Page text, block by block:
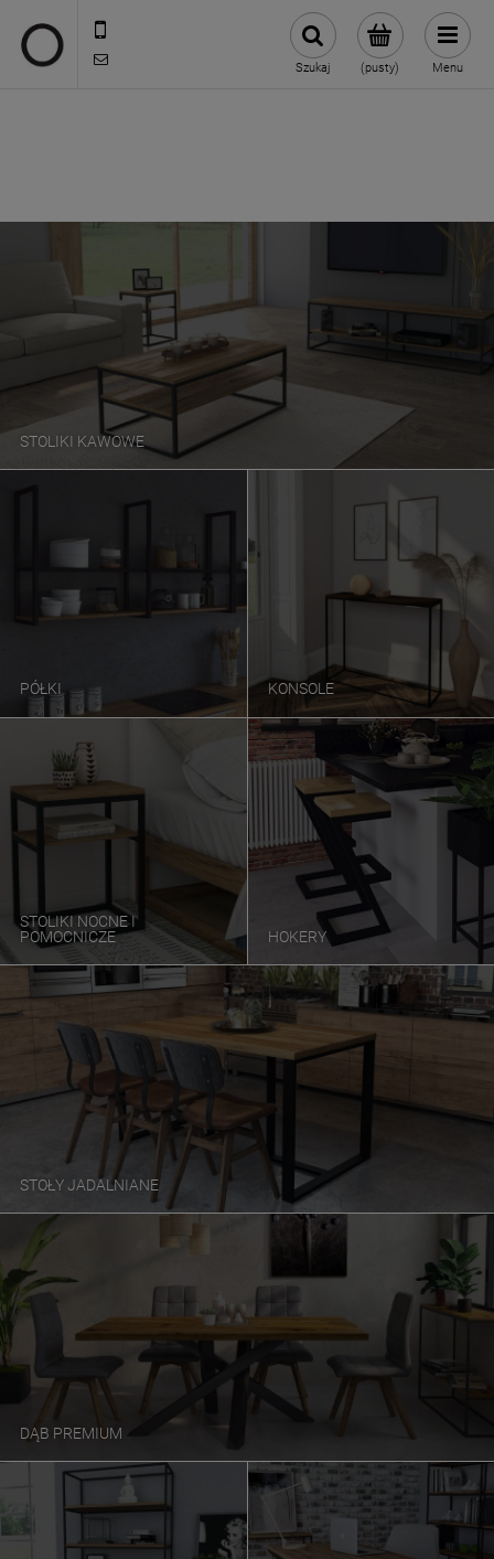
(pusty)
Szukaj Menu
STOLIKI KAWOWE
PÓŁKI KONSOLE
STOŁY JADALNIANE
STOLIKI NOCNE I
POMOCNICZE
HOKERY
DĄB PREMIUM